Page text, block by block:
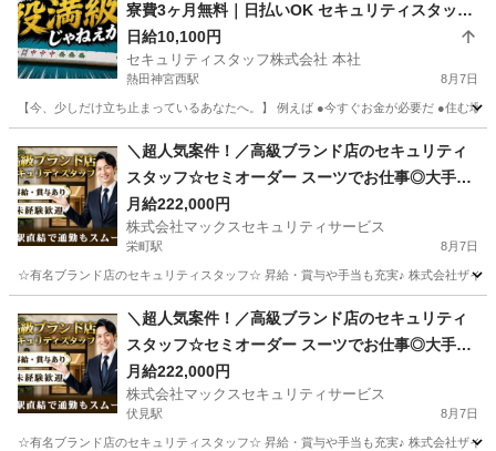
寮費3ヶ月無料｜日払いOK セキュリティスタッフ
株式会社 本社 熱田神宮西
日給10,100円
セキュリティスタッフ株式会社 本社
熱田神宮西駅 8月7日
【今、少しだけ立ち止まっているあなたへ。】 例えば ●今すぐお金が必要だ ●住む
熱田神宮西駅 警備員 保証人
＼超人気案件！／高級ブランド店のセキュリティ
スタッフ☆セミオーダー スーツでお仕事◎大手企
業なので福利厚生も充実☆ 株式会社マックスセキ
ュリティサービス 栄町
月給222,000円
株式会社マックスセキュリティサービス
栄町駅 8月7日
☆有名ブランド店のセキュリティスタッフ☆ 昇給・賞与や手当も充実♪ 株式会社ザイ
栄町駅 警備員
＼超人気案件！／高級ブランド店のセキュリティ
スタッフ☆セミオーダー スーツでお仕事◎大手企
業なので福利厚生も充実☆ 株式会社マックスセキ
ュリティサービス 伏見
月給222,000円
株式会社マックスセキュリティサービス
伏見駅 8月7日
☆有名ブランド店のセキュリティスタッフ☆ 昇給・賞与や手当も充実♪ 株式会社ザイ